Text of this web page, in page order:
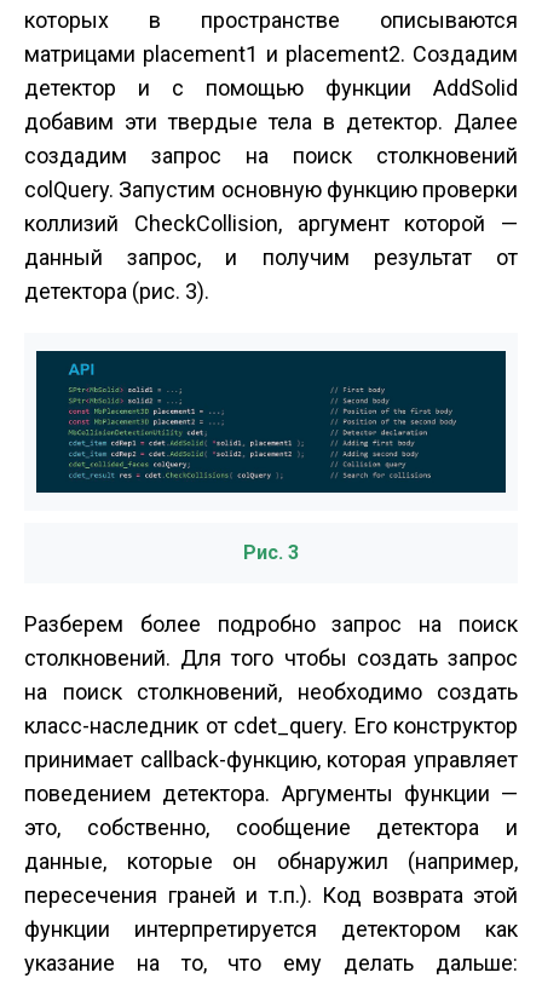
которых в пространстве описываются
матрицами placеment1 и placement2. Создадим
детектор и с помощью функции AddSolid
добавим эти твердые тела в детектор. Далее
создадим запрос на поиск столкновений
colQuery. Запустим основную функцию проверки
коллизий CheckCollision, аргумент которой —
данный запрос, и получим результат от
детектора (рис. 3).
Рис. 3
Разберем более подробно запрос на поиск
столкновений. Для того чтобы создать запрос
на поиск столкновений, необходимо создать
класс-наследник от cdet_query. Его конструктор
принимает callback-функцию, которая управляет
поведением детектора. Аргументы функции —
это, собственно, сообщение детектора и
данные, которые он обнаружил (например,
пересечения граней и т.п.). Код возврата этой
функции интерпретируется детектором как
указание на то, что ему делать дальше: